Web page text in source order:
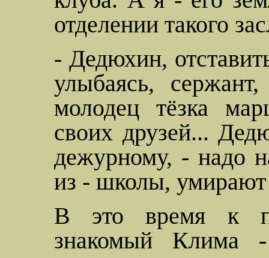
отделении такого
- Дедюхин,
улыбаясь,
молодец тёзка
своих друзей...
дежурному, - надо
из - школы, умирают
В это время к
знакомый Клима